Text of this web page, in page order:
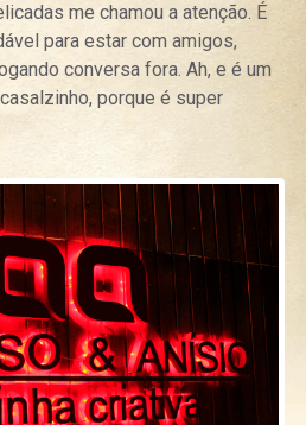
me chamou a atenção. É
para estar com amigos,
conversa fora. Ah, e é um
porque é super